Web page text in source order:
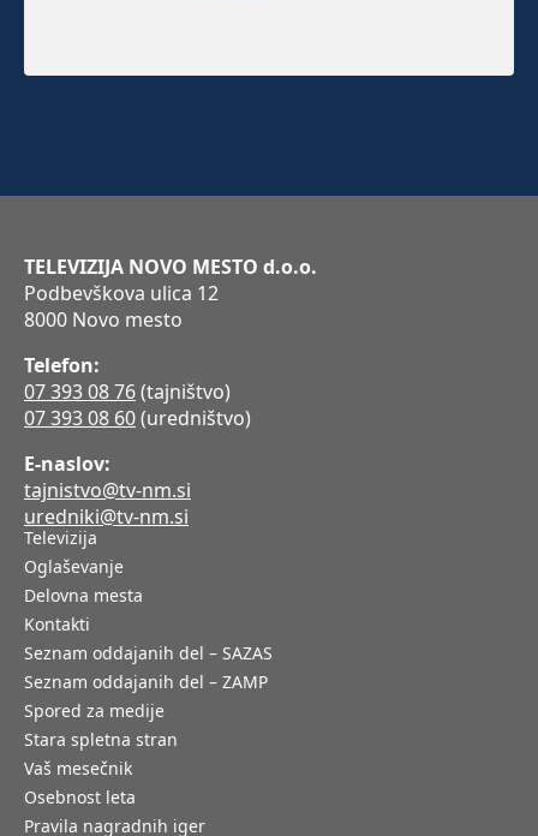
TELEVIZIJA NOVO MESTO d.o.o.
Podbevškova ulica 12
8000 Novo mesto
Telefon:
07 393 08 76(tajništvo)
07 393 08 60(uredništvo)
E-naslov:
tajnistvo@tv-nm.si
uredniki@tv-nm.si
Televizija
Oglaševanje
Delovna mesta
Kontakti
Seznam oddajanih del – SAZAS
Seznam oddajanih del – ZAMP
Spored za medije
Stara spletna stran
Vaš mesečnik
Osebnost leta
Pravila nagradnih iger